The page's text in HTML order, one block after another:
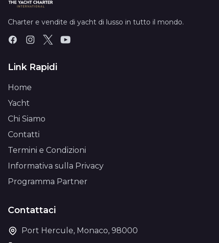
Charter e vendite di yacht di lusso in tutto il mondo.
Link Rapidi
Home
Yacht
Chi Siamo
Contatti
Termini e Condizioni
Informativa sulla Privacy
Programma Partner
Contattaci
Port Hercule, Monaco, 98000